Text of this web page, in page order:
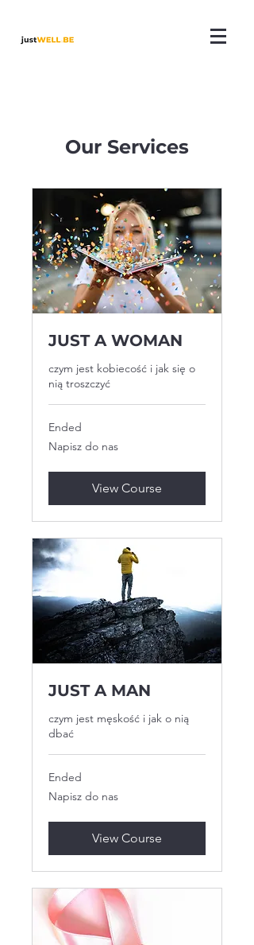
Our Services
JUST A WOMAN
czym jest kobiecość i jak się o
nią troszczyć
Ended
Napisz
do
Napisz do nas
View Course
JUST A MAN
czym jest męskość i jak o nią
dbać
Ended
Napisz
do
Napisz do nas
View Course